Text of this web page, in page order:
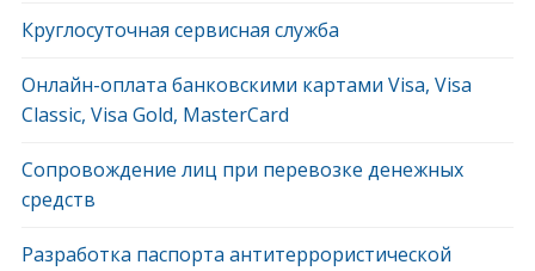
Круглосуточная сервисная служба
Онлайн-оплата банковскими картами Visa, Visa
Classic, Visa Gold, MasterCard
Сопровождение лиц при перевозке денежных
средств
Разработка паспорта антитеррористической